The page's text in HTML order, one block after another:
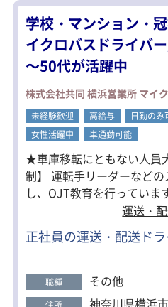
事務作業未経
ールなどが使
長いブランク
められます◎
学校・マンション・
イクロバスドライバ
～50代が活躍中
株式会社共同 横浜営業所 マイ
未経験歓迎 高給与 日勤のみ
女性活躍中
車通勤可能
★車庫移転にともない人員
制】 運転手リーダーなど
し、OJT教育を行っていま
経験から一人前のプロド
か？ 【ワークライフバランスが取りやすい】 当社で
は、それぞれの働き方に合
充実させたい！」など、 ご
随時可能な限り対応しております。 【
運送・
正社員の運送・配送ド
職種 その他
神奈川県横浜